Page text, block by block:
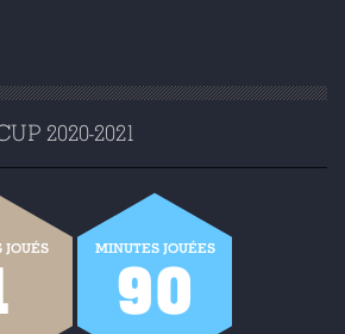
2020-2021
JOUÉS MINUTES JOUÉES
90